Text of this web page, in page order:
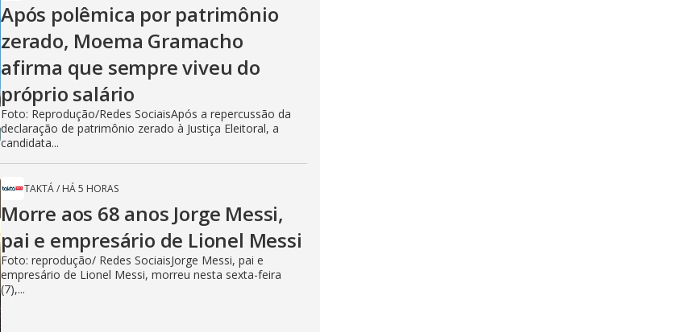
Após polêmica por patrimônio
zerado, Moema Gramacho
afirma que sempre viveu do
próprio salário
Foto: Reprodução/Redes SociaisApós a repercussão da
declaração de patrimônio zerado à Justiça Eleitoral, a
candidata...
TAKTÁ/ HÁ 5 HORAS
Morre aos 68 anos Jorge Messi,
pai e empresário de Lionel Messi
Foto: reprodução/ Redes SociaisJorge Messi, pai e
empresário de Lionel Messi, morreu nesta sexta-feira
(7),...